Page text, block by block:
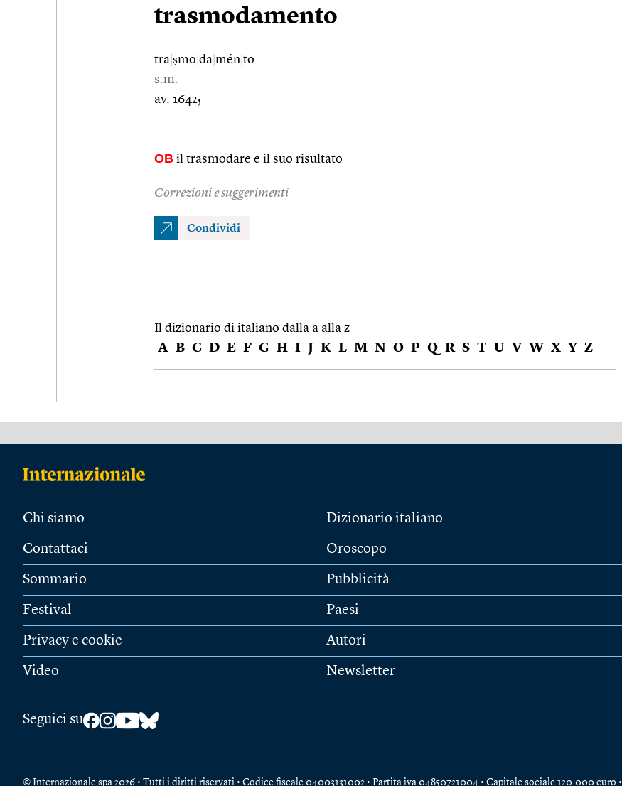
trasmodamento
tra ṣmo da mén to
s.m.
av. 1642;
OB il trasmodare e il suo risultato
Correzioni e suggerimenti
Condividi
Il dizionario di italiano dalla a alla z
A B C D E F G H I J K L M N O P Q R S T U V W X Y Z
Chi siamo
Contattaci
Sommario
Festival
Privacy e cookie
Video
Dizionario italiano
Oroscopo
Pubblicità
Paesi
Autori
Newsletter
Seguici su
© Internazionale spa 2026 • Tutti i diritti riservati • Codice fiscale 04003131002 • Partita iva 04850721004 • Capitale sociale 120.000 euro •